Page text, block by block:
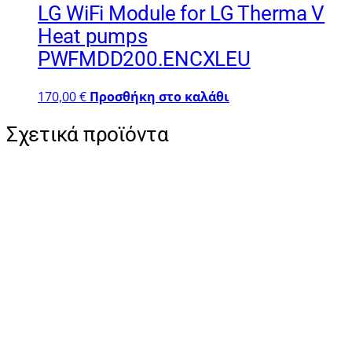
LG WiFi Module for LG Therma V
Heat pumps
PWFMDD200.ENCXLEU
170,00€ Προσθήκη στο καλάθι
Σχετικά προϊόντα